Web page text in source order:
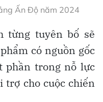
Ấn Độ năm 2024
từng tuyên bố sẽ
có nguồn gốc
phần trong nỗ lực
trợ cho cuộc chiến